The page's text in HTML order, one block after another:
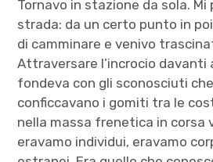
Tornavo in stazione da sola. Mi
strada: da un certo punto in
di camminare e venivo
Attraversare l’incrocio davanti
fondeva con gli sconosciuti
conficcavano i gomiti tra le
nella massa frenetica in corsa
eravamo individui, eravamo